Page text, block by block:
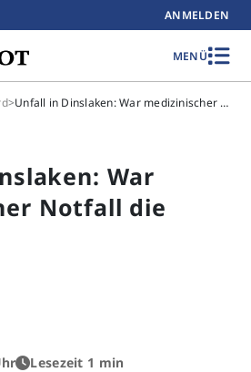
ANMELDEN
MENÜ
> Unfall in Dinslaken: War medizinischer Notfall die Ursache?
War
Notfall die
Lesezeit 1 min